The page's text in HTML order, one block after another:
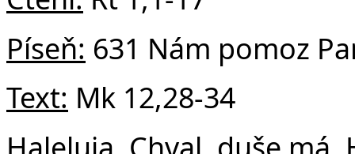
Píseň: 631 Nám pomoz
Text: Mk 12,28-34